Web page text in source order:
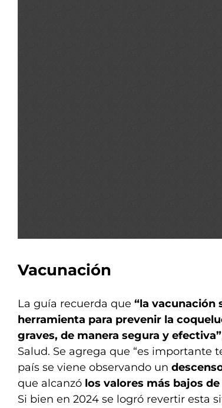
Vacunación
La guía recuerda que “la vacunación
herramienta para prevenir la
graves, de manera segura y efectiva”
Salud. Se agrega que “es importante
país se viene observando un
que alcanzó los valores más bajos
Si bien en 2024 se logró revertir esta